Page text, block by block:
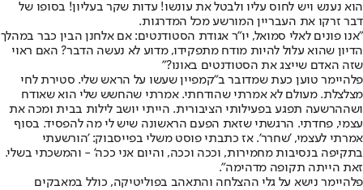
הוא נענש ויש לחוס עליו ולבטל את עונשו! עדות שקר בעליון! בסופו של
דבר זרקו את העבריין המורשע מכל המדרגות.
"אנו פונים לאלי סמואל, יו"ר אגודת הסטודנטים: אם אלחנן הבין כבר במהלך
הדיון שהוא עלול להיות מודח מתפקידו, מדוע לא נעשה הדבר? האם ראוי
שזה האדם שייצג את הסטודנטים באונו?"
פלהיימר טוען כעת שמדובר ב"קמפיין שעשו על הראש שלי. סטירת לחי
מצלצלת. מעולם לא אמרתי שהודחתי. אמרתי שהחשש שלי הוא שאודח
ושההרשעה תפגע בפעילותי הציבורית. הייתי יושב לילות בבית ומכה את
עצמי, פחדתי. הרגשתי שזאת הפעם הראשונה שיש לי מה להפסיד. בסוף
אמרתי לעצמי, 'שחרר'. אז כתבתי פוסט משלי בפייסבוק: 'הורשעתי
בתקיפה בנסיבות מחמירות, וככה וככה, והיום אני ככה' - והמשכתי בשלי.
זאת הייתה תקופה מדהימה".
פלהיימר נישא על גלי ההצלחה והתאהב בפוליטיקה, כולל במאבקים